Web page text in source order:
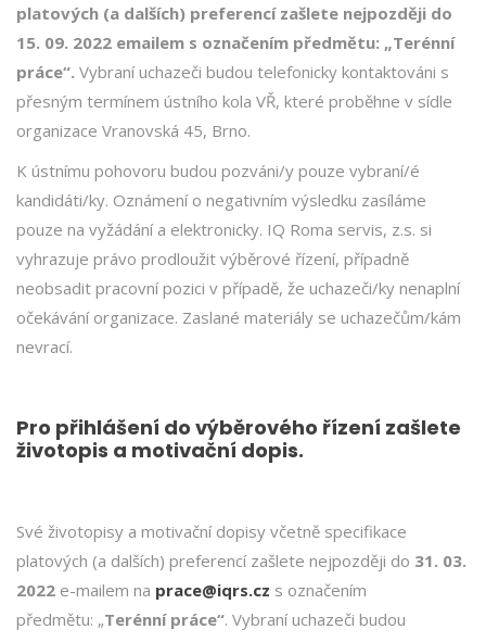
platových (a dalších) preferencí zašlete nejpozději do
15. 09. 2022 emailem s označením předmětu: „Terénní
práce“. Vybraní uchazeči budou telefonicky kontaktováni s
přesným termínem ústního kola VŘ, které proběhne v sídle
organizace Vranovská 45, Brno.
K ústnímu pohovoru budou pozváni/y pouze vybraní/é
kandidáti/ky. Oznámení o negativním výsledku zasíláme
pouze na vyžádání a elektronicky. IQ Roma servis, z.s. si
vyhrazuje právo prodloužit výběrové řízení, případně
neobsadit pracovní pozici v případě, že uchazeči/ky nenaplní
očekávání organizace. Zaslané materiály se uchazečům/kám
nevrací.
Pro přihlášení do výběrového řízení zašlete
životopis a motivační dopis.
Své životopisy a motivační dopisy včetně specifikace
platových (a dalších) preferencí zašlete nejpozději do 31. 03.
2022 e-mailem na prace@iqrs.cz s označením
předmětu: „Terénní práce“. Vybraní uchazeči budou